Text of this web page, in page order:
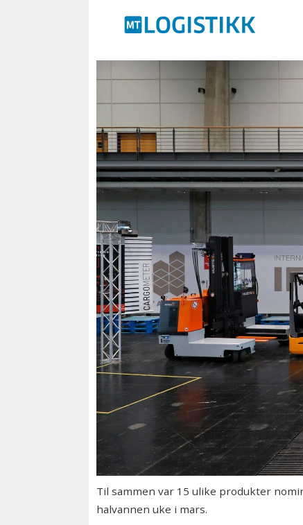
Til sammen var 15 ulike produkter
halvannen uke i mars.